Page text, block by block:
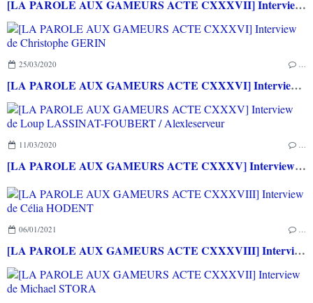
[LA PAROLE AUX GAMEURS ACTE CXXXVII] Interview de Michael STORA
25/03/2020
[LA PAROLE AUX GAMEURS ACTE CXXXVI] Interview de Christophe GERIN
11/03/2020
[LA PAROLE AUX GAMEURS ACTE CXXXV] Interview de Loup LASSINAT-FOUBERT / Alexleserveur
06/01/2021
[LA PAROLE AUX GAMEURS ACTE CXXXVIII] Interview de Célia HODENT